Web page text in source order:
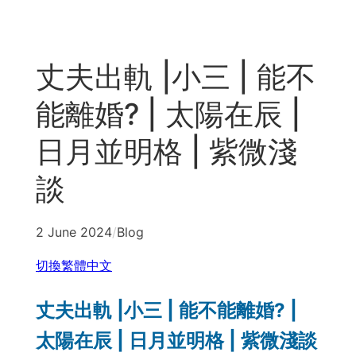
content
丈夫出軌 |小三 | 能不
能離婚? | 太陽在辰 |
日月並明格 | 紫微淺
談
2 June 2024/Blog
切換繁體中文
丈夫出軌 |小三 | 能不能離婚? |
太陽在辰 | 日月並明格 | 紫微淺談